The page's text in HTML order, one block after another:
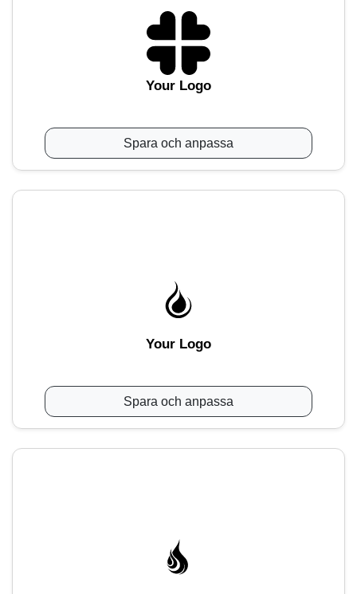
Your Logo
Spara och anpassa
Your Logo
Spara och anpassa